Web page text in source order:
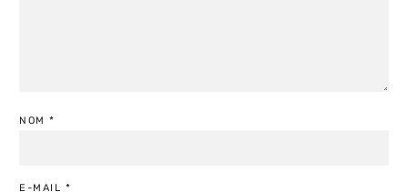
NOM *
E-MAIL *